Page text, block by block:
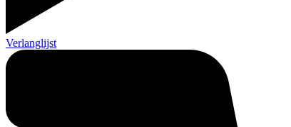
Verlanglijst